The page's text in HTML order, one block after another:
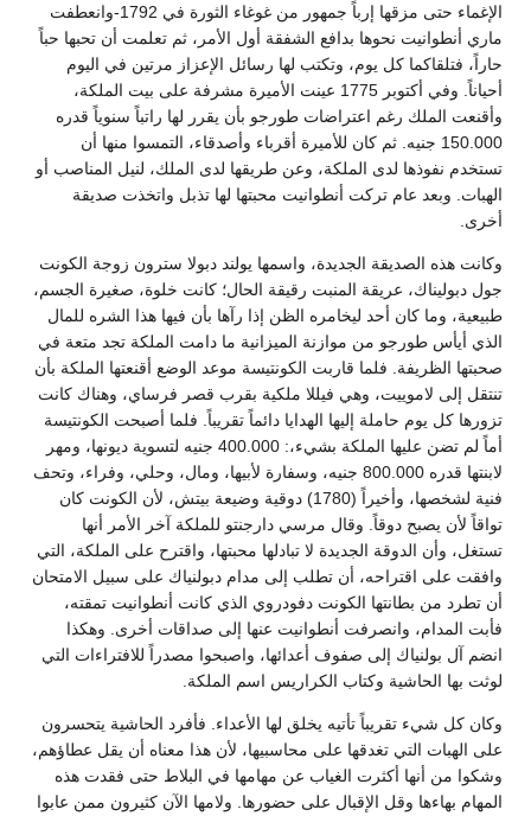
الإغماء حتى مزقها إرباً جمهور من غوغاء الثورة في 1792-وانعطفت
ماري أنطوانيت نحوها بدافع الشفقة أول الأمر، ثم تعلمت أن تحبها حباً
حاراً، فتلقاكما كل يوم، وتكتب لها رسائل الإعزاز مرتين في اليوم
أحياناً. وفي أكتوبر 1775 عينت الأميرة مشرفة على بيت الملكة،
وأقنعت الملك رغم اعتراضات طورجو بأن يقرر لها راتباً سنوياً قدره
150.000 جنيه. ثم كان للأميرة أقرباء وأصدقاء، التمسوا منها أن
تستخدم نفوذها لدى الملكة، وعن طريقها لدى الملك، لنيل المناصب أو
الهبات. وبعد عام تركت أنطوانيت محبتها لها تذبل واتخذت صديقة
أخرى.
وكانت هذه الصديقة الجديدة، واسمها يولند دبولا سترون زوجة الكونت
جول دبوليناك، عريقة المنبت رقيقة الحال؛ كانت خلوة، صغيرة الجسم،
طبيعية، وما كان أحد ليخامره الظن إذا رآها بأن فيها هذا الشره للمال
الذي أيأس طورجو من موازنة الميزانية ما دامت الملكة تجد متعة في
صحبتها الظريفة. فلما قاربت الكونتيسة موعد الوضع أقنعتها الملكة بأن
تنتقل إلى لاموييت، وهي فيللا ملكية بقرب قصر فرساي، وهناك كانت
تزورها كل يوم حاملة إليها الهدايا دائماً تقريباً. فلما أصبحت الكونتيسة
أماً لم تضن عليها الملكة بشيء،: 400.000 جنيه لتسوية ديونها، ومهر
لابنتها قدره 800.000 جنيه، وسفارة لأبيها، ومال، وحلي، وفراء، وتحف
فنية لشخصها، وأخيراً (1780) دوقية وضيعة بيتش، لأن الكونت كان
تواقاً لأن يصبح دوقاً. وقال مرسي دارجنتو للملكة آخر الأمر أنها
تستغل، وأن الدوقة الجديدة لا تبادلها محبتها، واقترح على الملكة، التي
وافقت على اقتراحه، أن تطلب إلى مدام دبولنياك على سبيل الامتحان
أن تطرد من بطانتها الكونت دفودروي الذي كانت أنطوانيت تمقته،
فأبت المدام، وانصرفت أنطوانيت عنها إلى صداقات أخرى. وهكذا
انضم آل بولنياك إلى صفوف أعدائها، واصبحوا مصدراً للافتراءات التي
لوثت بها الحاشية وكتاب الكراريس اسم الملكة.
وكان كل شيء تقريباً تأتيه يخلق لها الأعداء. فأفرد الحاشية يتحسرون
على الهبات التي تغدقها على محاسبيها، لأن هذا معناه أن يقل عطاؤهم،
وشكوا من أنها أكثرت الغياب عن مهامها في البلاط حتى فقدت هذه
المهام بهاءها وقل الإقبال على حضورها. ولامها الآن كثيرون ممن عابوا